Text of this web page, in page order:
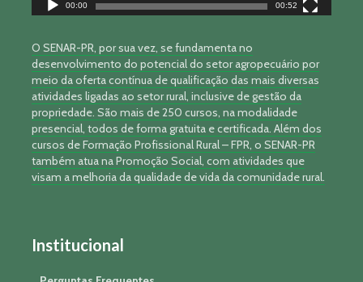
00:00 00:52
O SENAR-PR, por sua vez, se fundamenta no
desenvolvimento do potencial do setor agropecuário por
meio da oferta contínua de qualificação das mais diversas
atividades ligadas ao setor rural, inclusive de gestão da
propriedade. São mais de 250 cursos, na modalidade
presencial, todos de forma gratuita e certificada. Além dos
cursos de Formação Profissional Rural – FPR, o SENAR-PR
também atua na Promoção Social, com atividades que
visam a melhoria da qualidade de vida da comunidade rural.
Institucional